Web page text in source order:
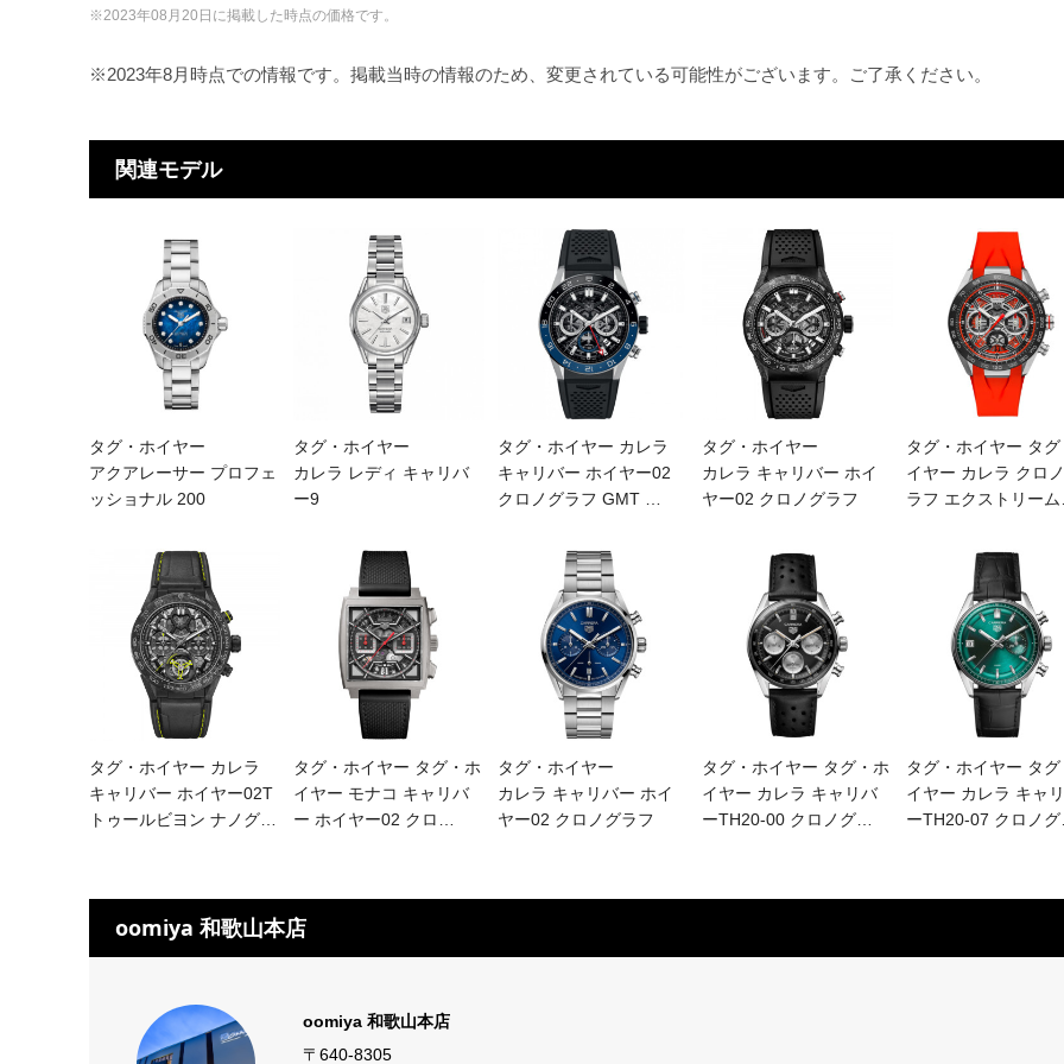
※2023年08月20日に掲載した時点の価格です。
※2023年8月時点での情報です。掲載当時の情報のため、変更されている可能性がございます。ご了承ください。
関連モデル
タグ・ホイヤー
アクアレーサー プロフェ
ッショナル 200
タグ・ホイヤー
カレラ レディ キャリバ
ー9
タグ・ホイヤー カレラ
キャリバー ホイヤー02
クロノグラフ GMT
タグ・ホイヤー
カレラ キャリバー ホイ
ヤー02 クロノグラフ
タグ・ホイヤー タグ
イヤー カレラ クロ
ラフ エクストリーム
タグ・ホイヤー カレラ
キャリバー ホイヤー02T
トゥールビヨン ナノグ…
タグ・ホイヤー タグ・ホ
イヤー モナコ キャリバ
ー ホイヤー02 クロ
タグ・ホイヤー
カレラ キャリバー ホイ
ヤー02 クロノグラフ
タグ・ホイヤー タグ・ホ
イヤー カレラ キャリバ
ーTH20-00 クロノグ…
タグ・ホイヤー タグ
イヤー カレラ キャ
ーTH20-07 クロノグ
oomiya 和歌山本店
oomiya 和歌山本店
〒640-8305